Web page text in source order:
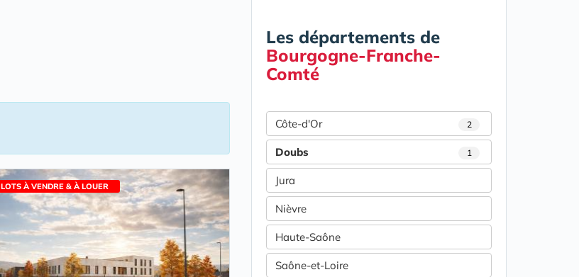
LOTS À VENDRE & À LOUER
Les départements de
Bourgogne-Franche-
Comté
Côte-d'Or 2
Doubs 1
Jura
Nièvre
Haute-Saône
Saône-et-Loire